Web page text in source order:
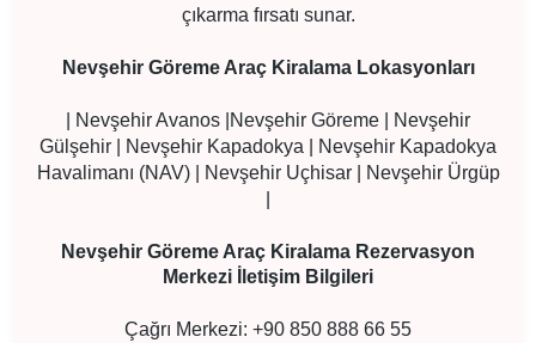
çıkarma fırsatı sunar.
Nevşehir Göreme Araç Kiralama Lokasyonları
| Nevşehir Avanos | Nevşehir Göreme | Nevşehir
Gülşehir | Nevşehir Kapadokya | Nevşehir Kapadokya
Havalimanı (NAV) | Nevşehir Uçhisar | Nevşehir Ürgüp
Nevşehir Göreme Araç Kiralama Rezervasyon
Merkezi İletişim Bilgileri
Çağrı Merkezi: +90 850 888 66 55